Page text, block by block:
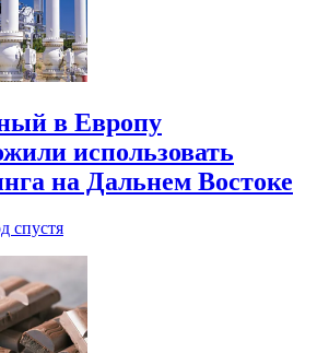
в Европу
использовать
на Дальнем Востоке
спустя